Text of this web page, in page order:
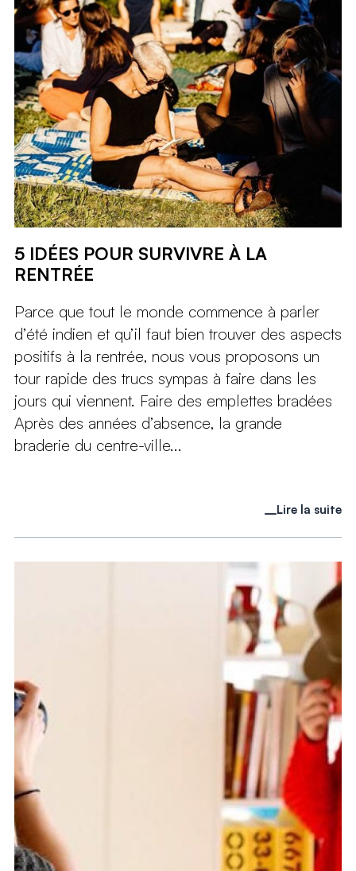
5 IDÉES POUR SURVIVRE À LA
RENTRÉE
Parce que tout le monde commence à parler
d’été indien et qu’il faut bien trouver des aspects
positifs à la rentrée, nous vous proposons un
tour rapide des trucs sympas à faire dans les
jours qui viennent. Faire des emplettes bradées
Après des années d’absence, la grande
braderie du centre-ville...
Lire la suite